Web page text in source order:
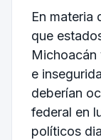
En materia
que
Michoacán
e
deberían
federal en
políticos